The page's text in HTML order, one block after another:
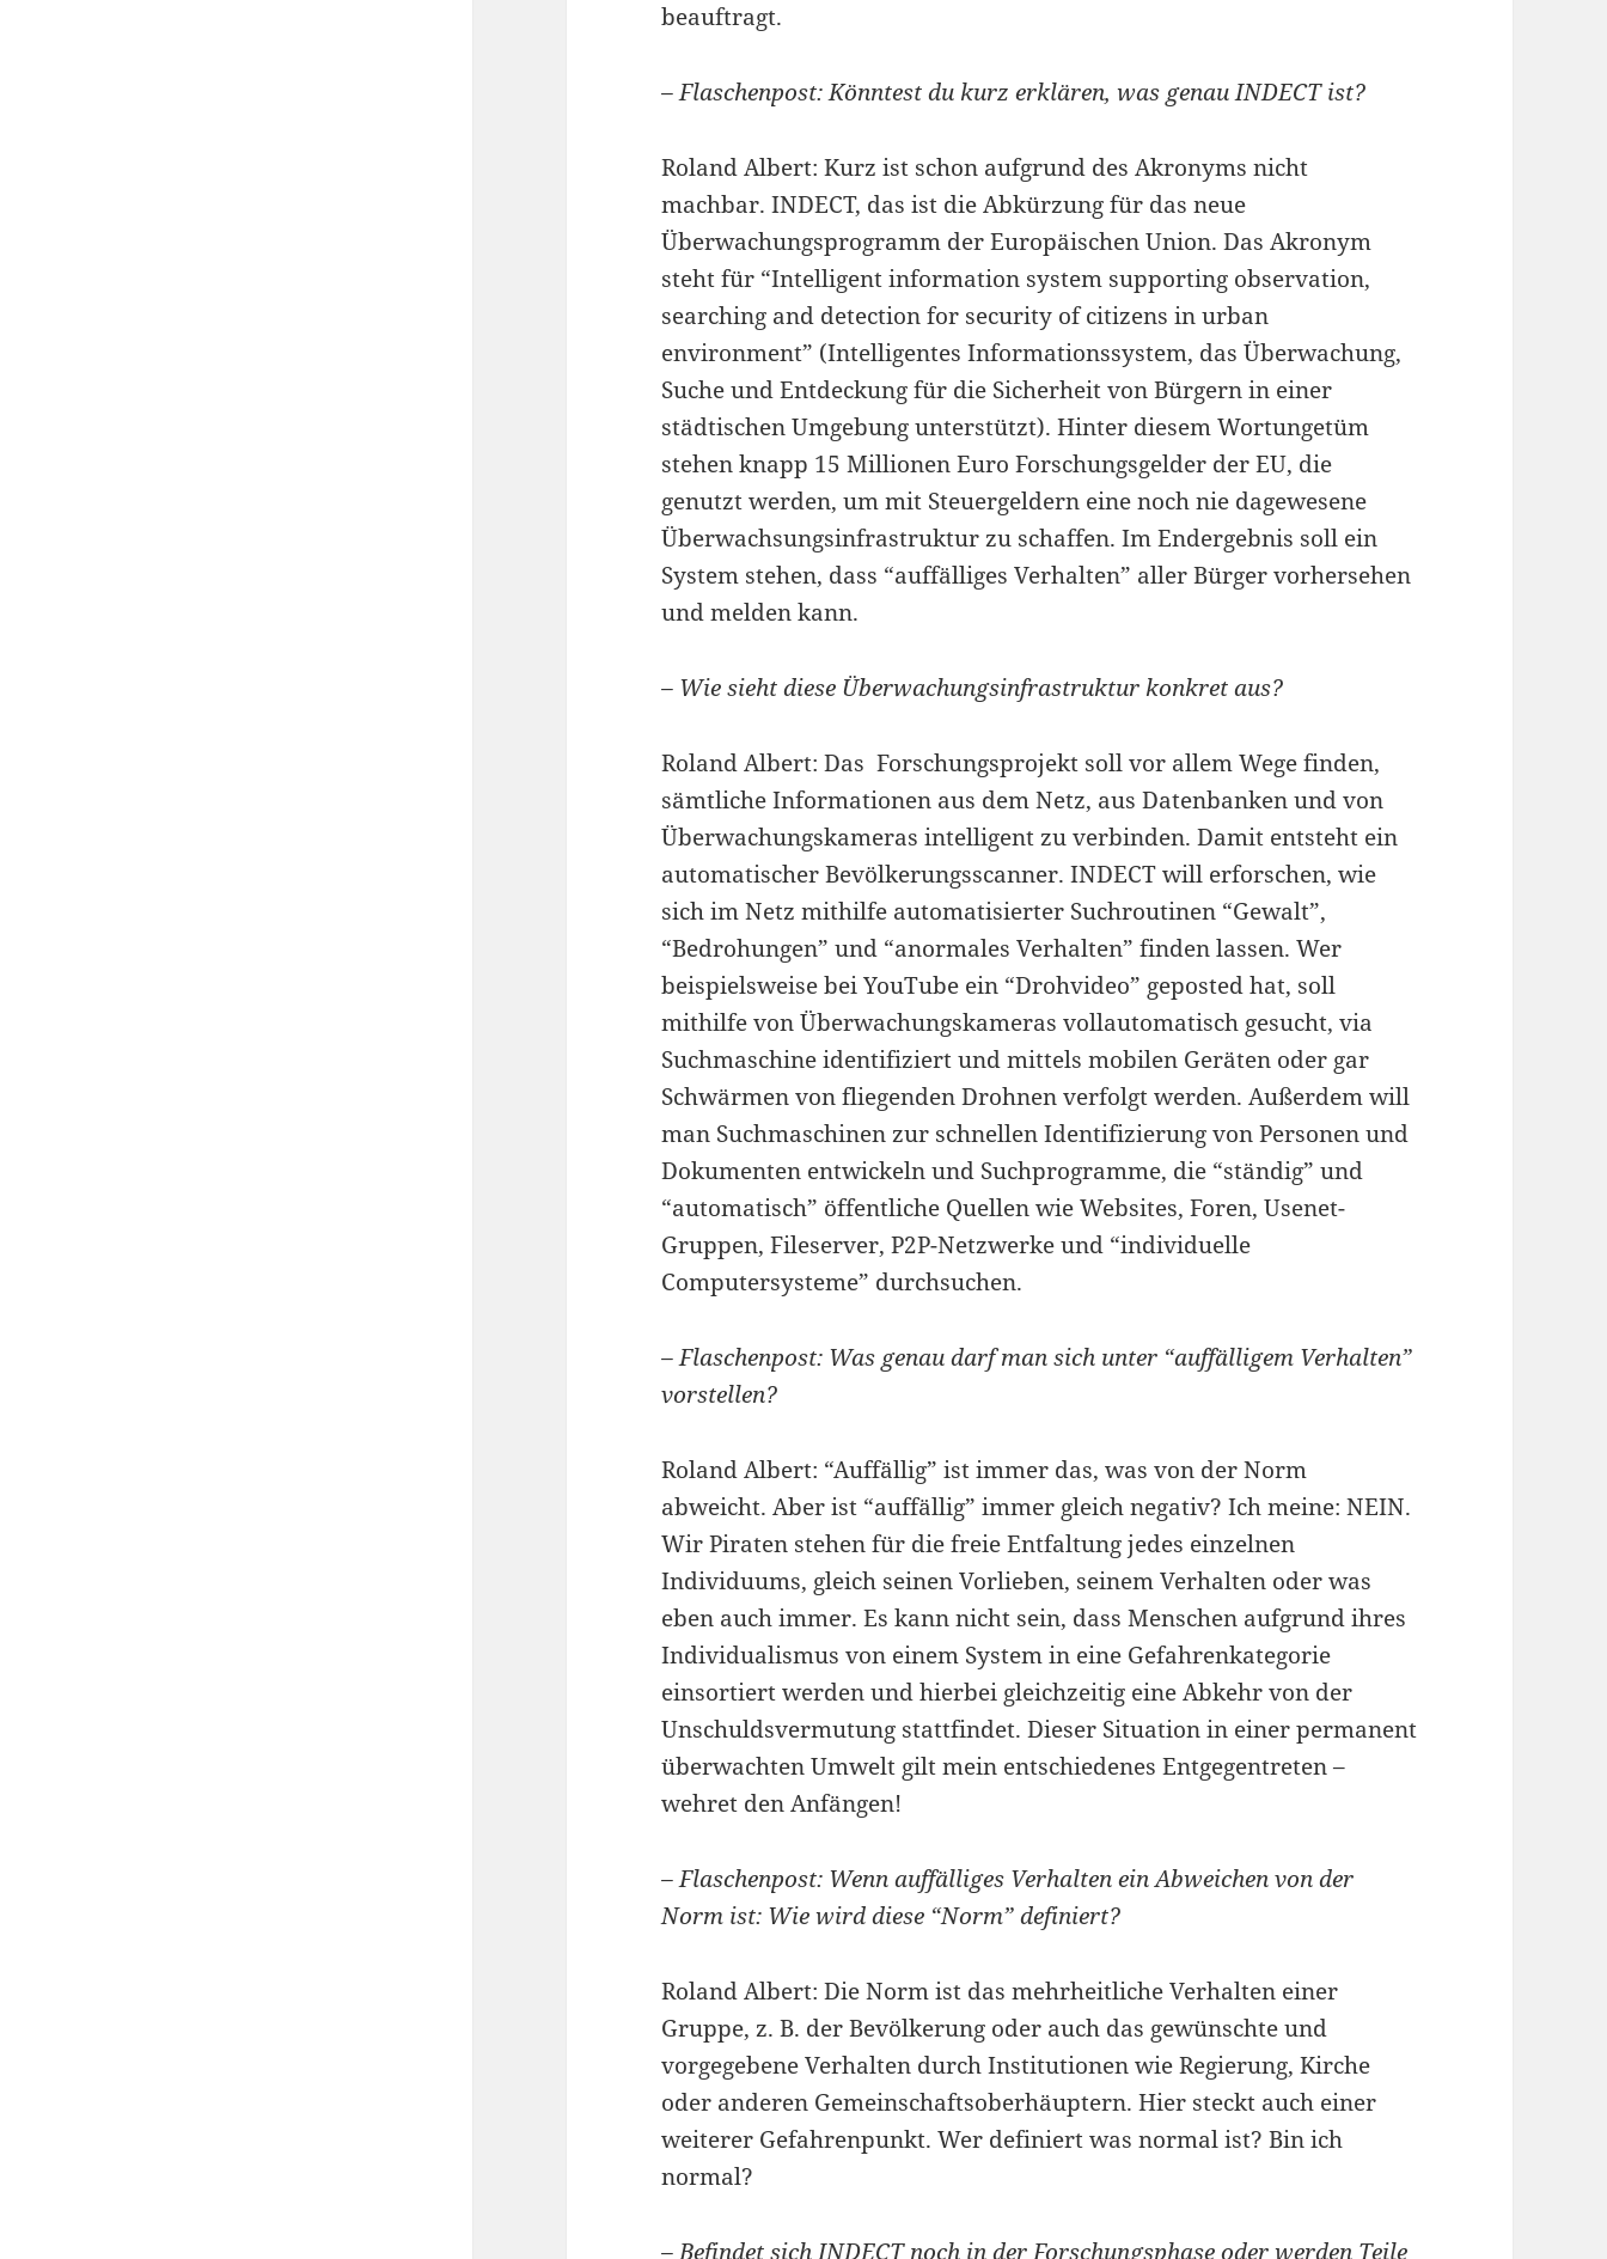
beauftragt.
– Flaschenpost: Könntest du kurz erklären, was genau INDECT ist?
Roland Albert: Kurz ist schon aufgrund des Akronyms nicht
machbar. INDECT, das ist die Abkürzung für das neue
Überwachungsprogramm der Europäischen Union. Das Akronym
steht für “Intelligent information system supporting observation,
searching and detection for security of citizens in urban
environment” (Intelligentes Informationssystem, das Überwachung,
Suche und Entdeckung für die Sicherheit von Bürgern in einer
städtischen Umgebung unterstützt). Hinter diesem Wortungetüm
stehen knapp 15 Millionen Euro Forschungsgelder der EU, die
genutzt werden, um mit Steuergeldern eine noch nie dagewesene
Überwachsungsinfrastruktur zu schaffen. Im Endergebnis soll ein
System stehen, dass “auffälliges Verhalten” aller Bürger vorhersehen
und melden kann.
– Wie sieht diese Überwachungsinfrastruktur konkret aus?
Roland Albert: Das Forschungsprojekt soll vor allem Wege finden,
sämtliche Informationen aus dem Netz, aus Datenbanken und von
Überwachungskameras intelligent zu verbinden. Damit entsteht ein
automatischer Bevölkerungsscanner. INDECT will erforschen, wie
sich im Netz mithilfe automatisierter Suchroutinen “Gewalt”,
“Bedrohungen” und “anormales Verhalten” finden lassen. Wer
beispielsweise bei YouTube ein “Drohvideo” geposted hat, soll
mithilfe von Überwachungskameras vollautomatisch gesucht, via
Suchmaschine identifiziert und mittels mobilen Geräten oder gar
Schwärmen von fliegenden Drohnen verfolgt werden. Außerdem will
man Suchmaschinen zur schnellen Identifizierung von Personen und
Dokumenten entwickeln und Suchprogramme, die “ständig” und
“automatisch” öffentliche Quellen wie Websites, Foren, Usenet-
Gruppen, Fileserver, P2P-Netzwerke und “individuelle
Computersysteme” durchsuchen.
– Flaschenpost: Was genau darf man sich unter “auffälligem Verhalten”
vorstellen?
Roland Albert: “Auffällig” ist immer das, was von der Norm
abweicht. Aber ist “auffällig” immer gleich negativ? Ich meine: NEIN.
Wir Piraten stehen für die freie Entfaltung jedes einzelnen
Individuums, gleich seinen Vorlieben, seinem Verhalten oder was
eben auch immer. Es kann nicht sein, dass Menschen aufgrund ihres
Individualismus von einem System in eine Gefahrenkategorie
einsortiert werden und hierbei gleichzeitig eine Abkehr von der
Unschuldsvermutung stattfindet. Dieser Situation in einer permanent
überwachten Umwelt gilt mein entschiedenes Entgegentreten –
wehret den Anfängen!
– Flaschenpost: Wenn auffälliges Verhalten ein Abweichen von der
Norm ist: Wie wird diese “Norm” definiert?
Roland Albert: Die Norm ist das mehrheitliche Verhalten einer
Gruppe, z. B. der Bevölkerung oder auch das gewünschte und
vorgegebene Verhalten durch Institutionen wie Regierung, Kirche
oder anderen Gemeinschaftsoberhäuptern. Hier steckt auch einer
weiterer Gefahrenpunkt. Wer definiert was normal ist? Bin ich
normal?
– Befindet sich INDECT noch in der Forschungsphase oder werden Teile